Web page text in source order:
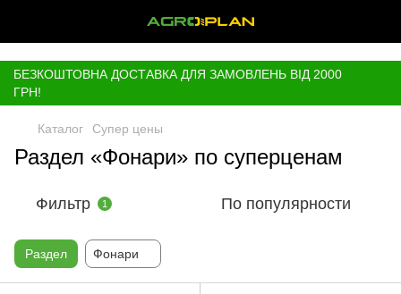
БЕЗКОШТОВНА ДОСТАВКА ДЛЯ ЗАМОВЛЕНЬ ВІД 2000
ГРН!
Каталог Супер цены
Раздел «Фонари» по суперценам
Фильтр 1 По популярности
Раздел Фонари